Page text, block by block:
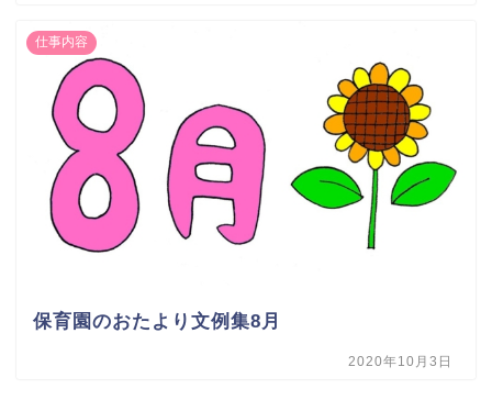
仕事内容
保育園のおたより文例集8月
2020年10月3日